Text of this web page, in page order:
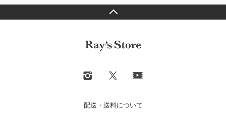
配送・送料について